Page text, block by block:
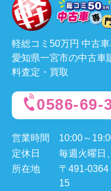
軽総コミ50万円 中古
愛知県一宮市の中古車
料査定・買取
0586-69-
営業時間
10:00～
定休日
毎週火曜日
所在地
〒491-
15